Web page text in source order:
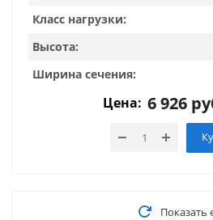
Класс нагрузки:
Высота:
Ширина сечения:
Цена: 6 926
Показать